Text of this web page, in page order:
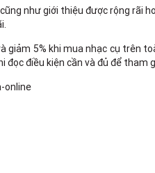
như giới thiệu được rộng rãi
giảm 5% khi mua nhạc cụ trên
điều kiện cần và đủ để tham